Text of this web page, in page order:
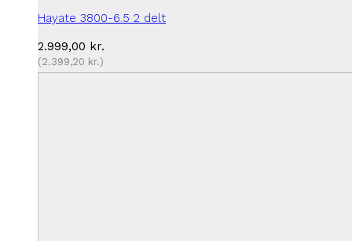
Hayate 3800-6.5 2 delt
2.999,00 kr.
(2.399,20 kr.)